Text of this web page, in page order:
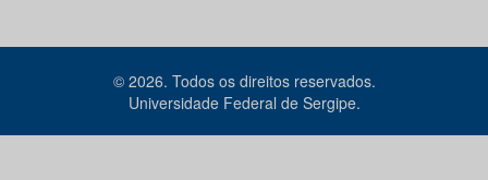
© 2026. Todos os direitos reservados.
Universidade Federal de Sergipe.